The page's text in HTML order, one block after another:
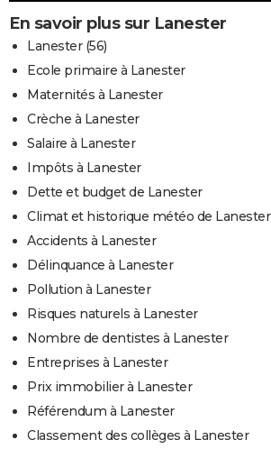
En savoir plus sur Lanester
Lanester (56)
Ecole primaire à Lanester
Maternités à Lanester
Crèche à Lanester
Salaire à Lanester
Impôts à Lanester
Dette et budget de Lanester
Climat et historique météo de Lanester
Accidents à Lanester
Délinquance à Lanester
Pollution à Lanester
Risques naturels à Lanester
Nombre de dentistes à Lanester
Entreprises à Lanester
Prix immobilier à Lanester
Référendum à Lanester
Classement des collèges à Lanester